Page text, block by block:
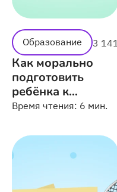
Образование 3 141
Как морально
подготовить
ребёнка к
переходу в 5
Время чтения: 6 мин.